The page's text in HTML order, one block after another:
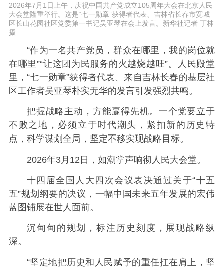
2026年7月1日上午，庆祝中国共产党成立105周年大会在北京人民
大会堂隆重举行。这是“七一勋章”获得者代表、吉林省长春市宽城
区长山花园社区党委第一书记吴亚琴在会上发言。新华社记者 丁林
摄
“作为一名共产党员，群众在哪里，我的岗位就
在哪里”“让这团为民服务的火越烧越旺”。人民殿堂
里，“七一勋章”获得者代表、来自吉林长春的基层社
区工作者吴亚琴朴实无华的发言引发强烈共鸣。
把握战略主动，方能赢得先机。一个党要立于
不败之地，必须立于时代潮头，紧扣新的历史特
点，科学谋划全局，坚定不移实现战略目标。
2026年3月12日，如潮掌声响彻人民大会堂。
十四届全国人大四次会议表决通过关于“十五
五”规划纲要的决议，一幅中国未来五年发展的宏伟
蓝图铺展在世人面前。
沉甸甸的规划，标注历史刻度，展现战略纵
深。
“坚定地把历史和人民赋予的重任扛在肩上，坚